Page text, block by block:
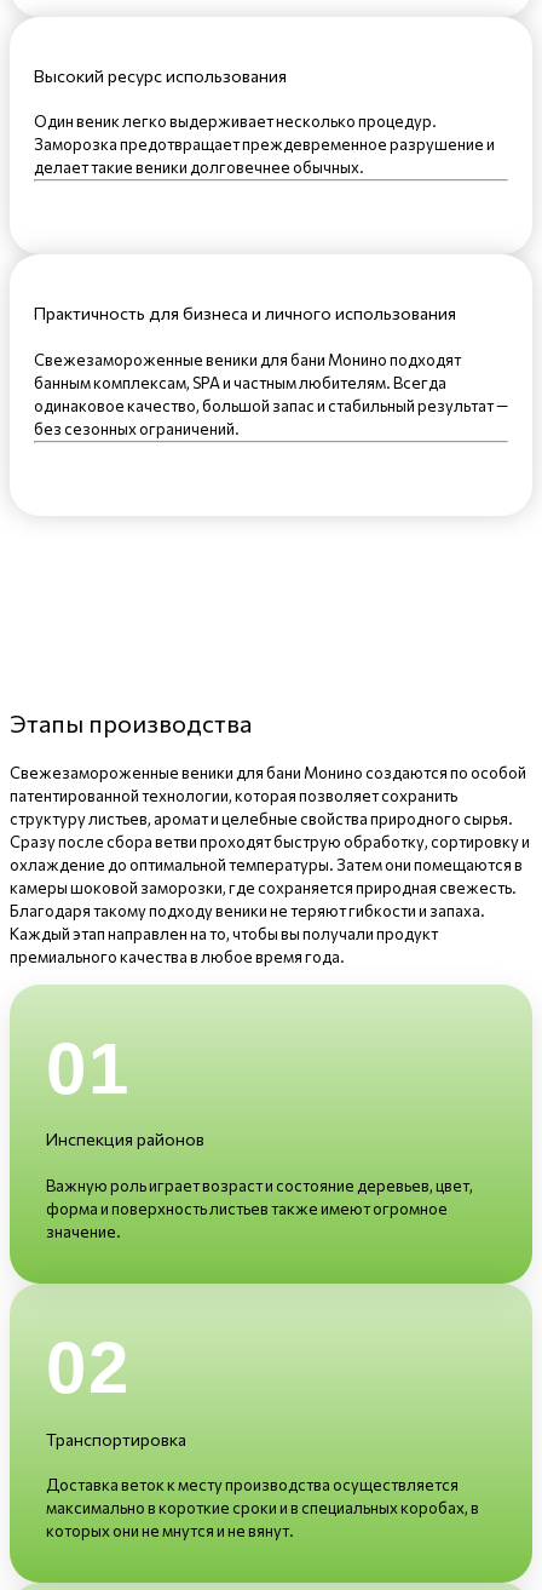
Высокий ресурс использования
Один веник легко выдерживает несколько процедур.
Заморозка предотвращает преждевременное разрушение и
делает такие веники долговечнее обычных.
Практичность для бизнеса и личного использования
Свежезамороженные веники для бани Монино подходят
банным комплексам, SPA и частным любителям. Всегда
одинаковое качество, большой запас и стабильный результат —
без сезонных ограничений.
Этапы производства
Свежезамороженные веники для бани Монино создаются по особой
патентированной технологии, которая позволяет сохранить
структуру листьев, аромат и целебные свойства природного сырья.
Сразу после сбора ветви проходят быструю обработку, сортировку и
охлаждение до оптимальной температуры. Затем они помещаются в
камеры шоковой заморозки, где сохраняется природная свежесть.
Благодаря такому подходу веники не теряют гибкости и запаха.
Каждый этап направлен на то, чтобы вы получали продукт
премиального качества в любое время года.
01
Инспекция районов
Важную роль играет возраст и состояние деревьев, цвет,
форма и поверхность листьев также имеют огромное
значение.
02
Транспортировка
Доставка веток к месту производства осуществляется
максимально в короткие сроки и в специальных коробах, в
которых они не мнутся и не вянут.